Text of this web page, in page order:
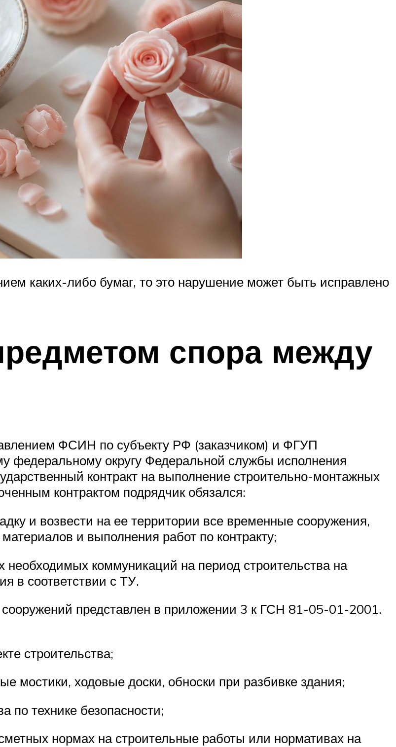
каких-либо бумаг, то это нарушение может быть исправлено
спора между
ФСИН по субъекту РФ (заказчиком) и ФГУП
федеральному округу Федеральной службы исполнения
контракт на выполнение строительно-монтажных
контрактом подрядчик обязался:
и возвести на ее территории все временные сооружения,
и выполнения работ по контракту;
коммуникаций на период строительства на
в соответствии с ТУ.
представлен в приложении 3 к ГСН 81-05-01-2001.
строительства;
мостики, ходовые доски, обноски при разбивке здания;
по технике безопасности;
нормах на строительные работы или нормативах на